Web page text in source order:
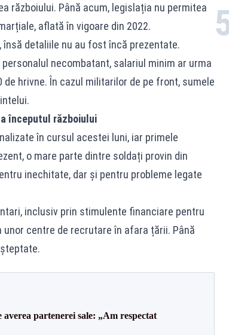
războiului. Până acum, legislația nu permitea
aflată în vigoare din 2022.
detaliile nu au fost încă prezentate.
necombatant, salariul minim ar urma
hrivne. În cazul militarilor de pe front, sumele
începutul războiului
în cursul acestei luni, iar primele
o mare parte dintre soldați provin din
inechitate, dar și pentru probleme legate
inclusiv prin stimulente financiare pentru
centre de recrutare în afara țării. Până
partenerei sale: „Am respectat